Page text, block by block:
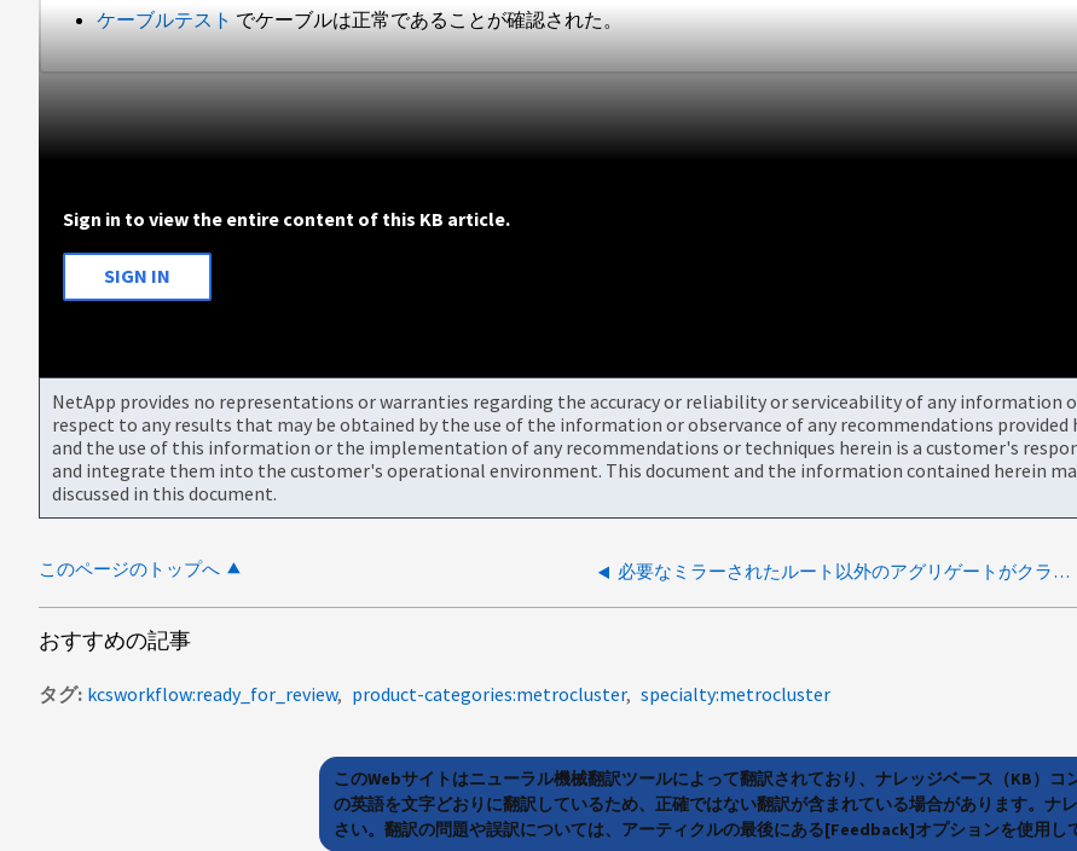
ケーブルテスト でケーブルは正常であることが確認された。
Sign in to view the entire content of this KB article.
SIGN IN
NetApp provides no representations or warranties regarding the accuracy or reliability or serviceability of any
respect to any results that may be obtained by the use of the information or observance of any recommendations
and the use of this information or the implementation of any recommendations or techniques herein is a customer's
and integrate them into the customer's operational environment. This document and the information contained herein
discussed in this document.
このページのトップへ 必要なミラーされたルート以外のアグリゲートがクラスタ cluster1 で見つかりませんでした
おすすめの記事
タグ kcsworkflow:ready_for_review product-categories:metrocluster specialty:metrocluster
このWebサイトはニューラル機械翻訳ツールによって翻訳されており、ナレッジベース（KB）
の英語を文字どおりに翻訳しているため、正確ではない翻訳が含まれている場合があります。
さい。翻訳の問題や誤訳については、アーティクルの最後にある[Feedback]オプションを使用し